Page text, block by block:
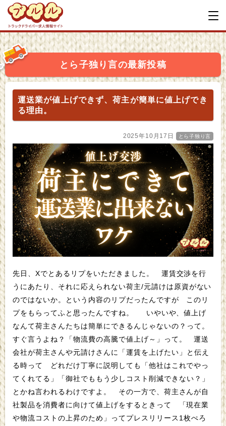
とら子独り言の最新投稿
運送業が値上げできず、荷主が簡単に値上げでき
る理由。
2025年10月17日 とら子独り言
先日、Xでとあるリプをいただきました。 運賃交渉を行
うにあたり、それに応えられない荷主/元請けは原資がない
のではないか。という内容のリプだったんですが このリ
プをもらってふと思ったんですね。 いやいや、値上げ
なんて荷主さんたちは簡単にできるんじゃないの？って。
すぐ言うよね？「物流費の高騰で値上げ～」って。 運送
会社が荷主さんや元請けさんに「運賃を上げたい」と伝え
る時って どれだけ丁寧に説明しても「他社はこれでやっ
てくれてる」「御社でももう少しコスト削減できない？」
とかね言われるわけですよ。 その一方で、荷主さんが自
社製品を消費者に向けて値上げをするときって 「現在業
や物流コストの上昇のため」ってプレスリリース1枚ぺろ